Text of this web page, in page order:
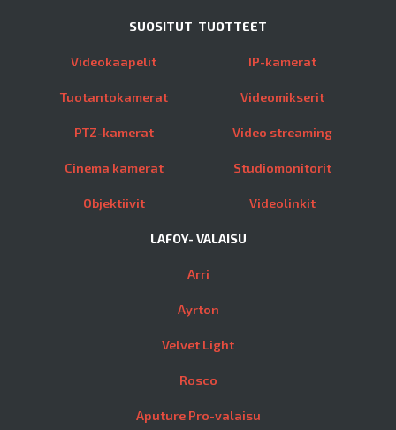
SUOSITUT TUOTTEET
Videokaapelit
Tuotantokamerat
PTZ-kamerat
Cinema kamerat
Objektiivit
IP-kamerat
Videomikserit
Video streaming
Studiomonitorit
Videolinkit
LAFOY- VALAISU
Arri
Ayrton
Velvet Light
Rosco
Aputure Pro-valaisu